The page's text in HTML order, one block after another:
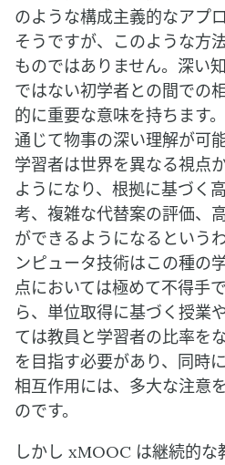
のような構成主義的なアプ
そうですが、このような方
ものではありません。深い
ではない初学者との間での
的に重要な意味を持ちます
通じて物事の深い理解が可
学習者は世界を異なる視点
ようになり、根拠に基づく
考、複雑な代替案の評価、
ができるようになるという
ンピュータ技術はこの種の
点においては極めて不得手
ら、単位取得に基づく授業
ては教員と学習者の比率を
を目指す必要があり、同時
相互作用には、多大な注意
のです。
しかし xMOOC は継続的な